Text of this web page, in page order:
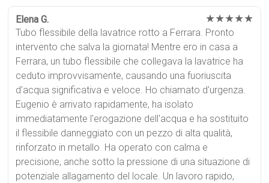
Elena G. ★★★★★
Tubo flessibile della lavatrice rotto a Ferrara. Pronto
intervento che salva la giornata! Mentre ero in casa a
Ferrara, un tubo flessibile che collegava la lavatrice ha
ceduto improvvisamente, causando una fuoriuscita
d'acqua significativa e veloce. Ho chiamato d'urgenza.
Eugenio è arrivato rapidamente, ha isolato
immediatamente l'erogazione dell'acqua e ha sostituito
il flessibile danneggiato con un pezzo di alta qualità,
rinforzato in metallo. Ha operato con calma e
precisione, anche sotto la pressione di una situazione di
potenziale allagamento del locale. Un lavoro rapido,